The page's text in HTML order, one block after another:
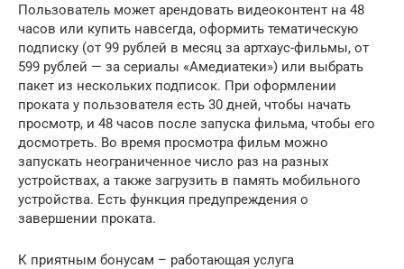
Пользователь может арендовать видеоконтент на 48
часов или купить навсегда, оформить тематическую
подписку (от 99 рублей в месяц за артхаус-фильмы, от
599 рублей — за сериалы «Амедиатеки») или выбрать
пакет из нескольких подписок. При оформлении
проката у пользователя есть 30 дней, чтобы начать
просмотр, и 48 часов после запуска фильма, чтобы его
досмотреть. Во время просмотра фильм можно
запускать неограниченное число раз на разных
устройствах, а также загрузить в память мобильного
устройства. Есть функция предупреждения о
завершении проката.
К приятным бонусам – работающая услуга